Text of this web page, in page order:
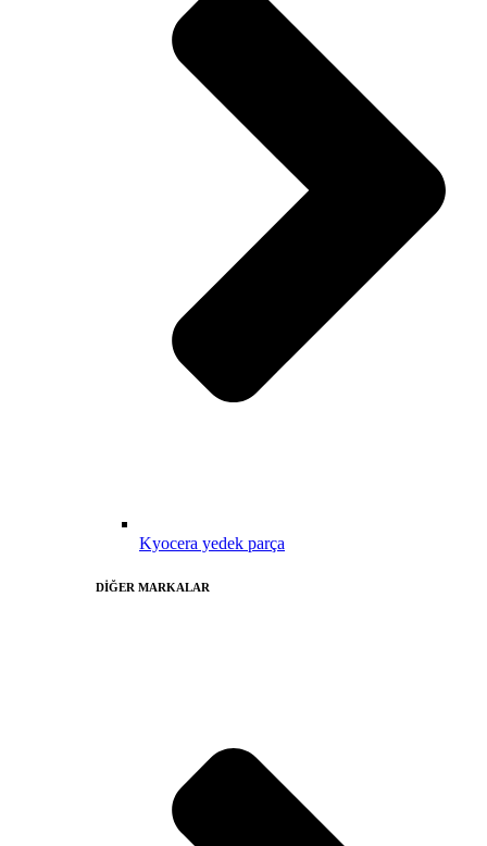
Kyocera yedek parça
DİĞER MARKALAR